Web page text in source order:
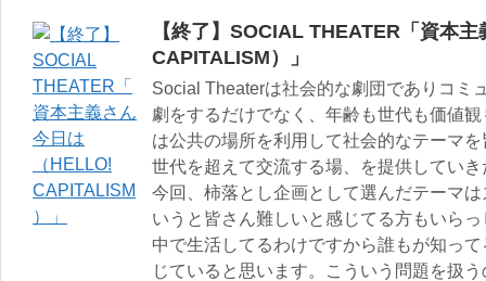
【終了】SOCIAL THEATER「資本
CAPITALISM）」
Social Theaterは社会的な劇団でありコミ
劇をするだけでなく、年齢も世代も価値
は公共の場所を利用して社会的なテーマ
世代を超えて交流する場、を提供してい
今回、柿落とし企画として選んだテーマ
いうと皆さん難しいと感じてる方もいら
中で生活してるわけですから誰もが知っ
じていると思います。こういう問題を扱